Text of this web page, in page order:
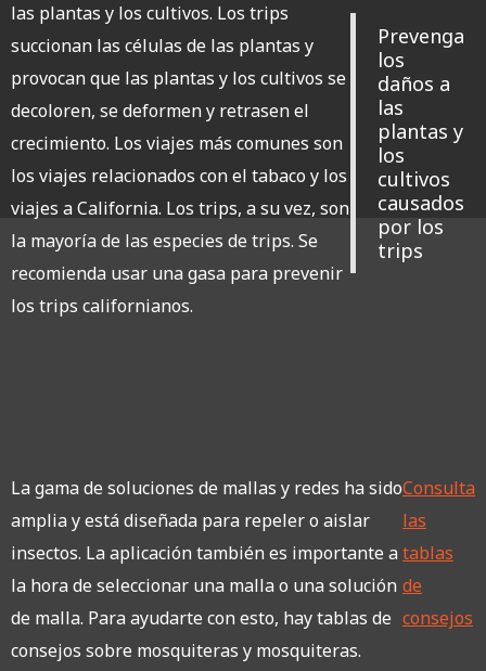
las plantas y los cultivos. Los trips
succionan las células de las plantas y
provocan que las plantas y los cultivos se
decoloren, se deformen y retrasen el
crecimiento. Los viajes más comunes son
los viajes relacionados con el tabaco y los
viajes a California. Los trips, a su vez, son
la mayoría de las especies de trips. Se
recomienda usar una gasa para prevenir
los trips californianos.
Prevenga
los
daños a
las
plantas y
los
cultivos
causados
por los
trips
La gama de soluciones de mallas y redes ha sido
amplia y está diseñada para repeler o aislar
insectos. La aplicación también es importante a
la hora de seleccionar una malla o una solución
de malla. Para ayudarte con esto, hay tablas de
consejos sobre mosquiteras y mosquiteras.
Consulta
las
tablas
de
consejos